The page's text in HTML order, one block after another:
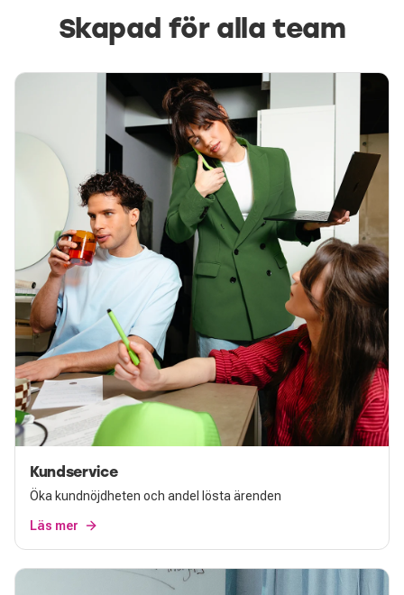
Skapad för alla team
Kundservice
Öka kundnöjdheten och andel lösta ärenden
Läs mer